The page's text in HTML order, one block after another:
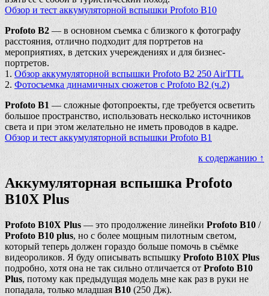
Обзор и тест аккумуляторной вспышки Profoto B10
Profoto B2— в основном съемка с близкого к фотографу
расстояния, отлично подходит для портретов на
мероприятиях, в детских учереждениях и для бизнес-
портретов.
1. Обзор аккумуляторной вспышки Profoto B2 250 AirTTL
2. Фотосъемка динамичных сюжетов с Profoto B2 (ч.2)
Profoto B1 — сложные фотопроекты, где требуется осветить
большое пространство, использовать несколько источников
света и при этом желательно не иметь проводов в кадре.
Обзор и тест аккумуляторной вспышки Profoto B1
к содержанию ↑
Аккумуляторная вспышка Profoto
B10X Plus
Profoto B10X Plus— это продолжение линейки Profoto B10 /
Profoto B10 plus, но с более мощным пилотным светом,
который теперь должен гораздо больше помочь в съёмке
видеороликов. Я буду описывать вспышку Profoto B10X Plus
подробно, хотя она не так сильно отличается от Profoto B10
Plus, потому как предыдущая модель мне как раз в руки не
попадала, только младшая B10 (250 Дж).